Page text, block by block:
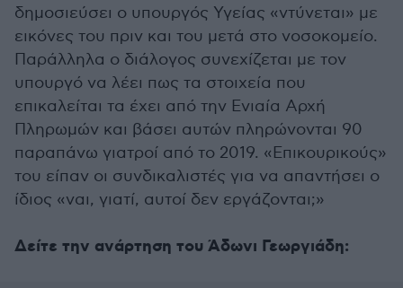
δημοσιεύσει ο υπουργός Υγείας «ντύνεται» με
εικόνες του πριν και του μετά στο νοσοκομείο.
Παράλληλα ο διάλογος συνεχίζεται με τον
υπουργό να λέει πως τα στοιχεία που
επικαλείται τα έχει από την Ενιαία Αρχή
Πληρωμών και βάσει αυτών πληρώνονται 90
παραπάνω γιατροί από το 2019. «Επικουρικούς»
του είπαν οι συνδικαλιστές για να απαντήσει ο
ίδιος «ναι, γιατί, αυτοί δεν εργάζονται;»
Δείτε την ανάρτηση του Άδωνι Γεωργιάδη: